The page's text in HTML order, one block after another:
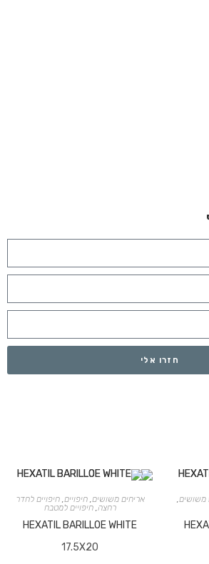
חזרו אלי
משושים,
אריחים משושים,חיפויים,חיפויים לחדר
רחצה,חיפויים למטבח
HEXATIL BARILLOE WHITE
17.5X20